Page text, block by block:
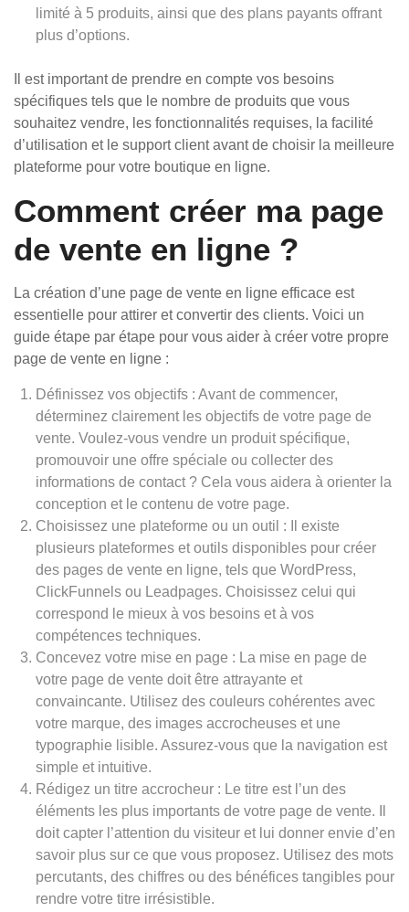
limité à 5 produits, ainsi que des plans payants offrant
plus d’options.
Il est important de prendre en compte vos besoins
spécifiques tels que le nombre de produits que vous
souhaitez vendre, les fonctionnalités requises, la facilité
d’utilisation et le support client avant de choisir la meilleure
plateforme pour votre boutique en ligne.
Comment créer ma page
de vente en ligne ?
La création d’une page de vente en ligne efficace est
essentielle pour attirer et convertir des clients. Voici un
guide étape par étape pour vous aider à créer votre propre
page de vente en ligne :
Définissez vos objectifs : Avant de commencer,
déterminez clairement les objectifs de votre page de
vente. Voulez-vous vendre un produit spécifique,
promouvoir une offre spéciale ou collecter des
informations de contact ? Cela vous aidera à orienter la
conception et le contenu de votre page.
Choisissez une plateforme ou un outil : Il existe
plusieurs plateformes et outils disponibles pour créer
des pages de vente en ligne, tels que WordPress,
ClickFunnels ou Leadpages. Choisissez celui qui
correspond le mieux à vos besoins et à vos
compétences techniques.
Concevez votre mise en page : La mise en page de
votre page de vente doit être attrayante et
convaincante. Utilisez des couleurs cohérentes avec
votre marque, des images accrocheuses et une
typographie lisible. Assurez-vous que la navigation est
simple et intuitive.
Rédigez un titre accrocheur : Le titre est l’un des
éléments les plus importants de votre page de vente. Il
doit capter l’attention du visiteur et lui donner envie d’en
savoir plus sur ce que vous proposez. Utilisez des mots
percutants, des chiffres ou des bénéfices tangibles pour
rendre votre titre irrésistible.